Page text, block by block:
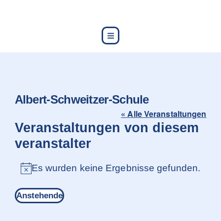
Albert-Schweitzer-Schule
« Alle Veranstaltungen
Veranstaltungen von diesem
veranstalter
Hinweis
Es wurden keine Ergebnisse gefunden.
Anstehende